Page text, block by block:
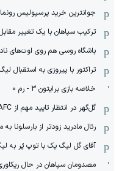
جوانترین خرید پرسپولیس
ترکیب سپاهان با یک تغییر
باشگاه روسی هم روی اوت‌های
تراکتور با پیروزی به استقبال
خلاصه بازی برایتون 3 - رم 0
گل‌گهر در انتظار تایید مهم از ‌AFC
رئال مادرید زودتر از
آقای گل لیگ یک با توپ پُر به
مصدومان سپاهان در حال